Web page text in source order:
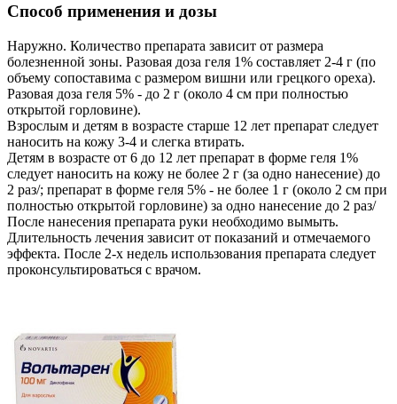
Способ применения и дозы
Наружно. Количество препарата зависит от размера
болезненной зоны. Разовая доза геля 1% составляет 2-4 г (по
объему сопоставима с размером вишни или грецкого ореха).
Разовая доза геля 5% - до 2 г (около 4 см при полностью
открытой горловине).
Взрослым и детям в возрасте старше 12 лет препарат следует
наносить на кожу 3-4 и слегка втирать.
Детям в возрасте от 6 до 12 лет препарат в форме геля 1%
следует наносить на кожу не более 2 г (за одно нанесение) до
2 раз/; препарат в форме геля 5% - не более 1 г (около 2 см при
полностью открытой горловине) за одно нанесение до 2 раз/
После нанесения препарата руки необходимо вымыть.
Длительность лечения зависит от показаний и отмечаемого
эффекта. После 2-х недель использования препарата следует
проконсультироваться с врачом.